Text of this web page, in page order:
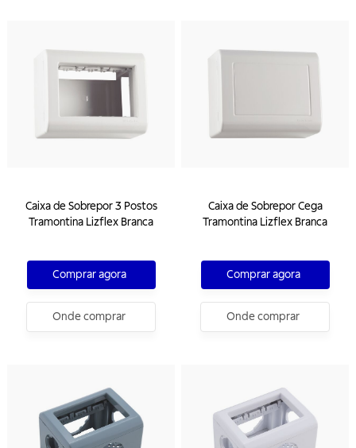
Caixa de Sobrepor 3 Postos
Tramontina Lizflex Branca
Comprar agora
Onde comprar
Caixa de Sobrepor Cega
Tramontina Lizflex Branca
Comprar agora
Onde comprar